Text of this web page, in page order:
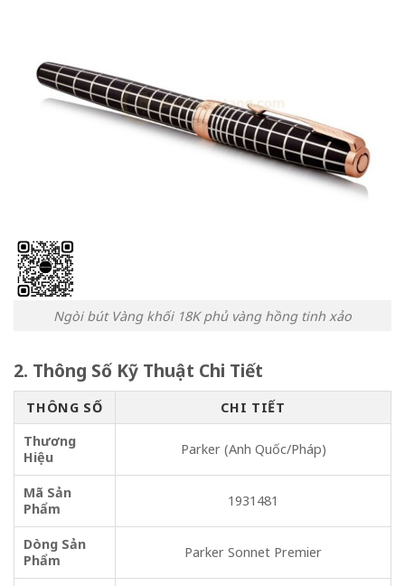
Ngòi bút Vàng khối 18K phủ vàng hồng tinh xảo
2. Thông Số Kỹ Thuật Chi Tiết
THÔNG SỐ
CHI TIẾT
Thương
Hiệu
Parker (Anh Quốc/Pháp)
Mã Sản
Phẩm
1931481
Dòng Sản
Phẩm
Parker Sonnet Premier